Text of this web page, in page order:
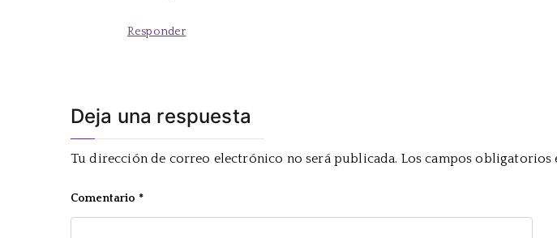
Responder
Deja una respuesta
Tu dirección de correo electrónico no será publicada. Los campos obligatorios
Comentario *